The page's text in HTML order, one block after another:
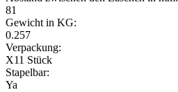
81
Gewicht in KG:
0.257
Verpackung:
X11 Stück
Stapelbar:
Ya